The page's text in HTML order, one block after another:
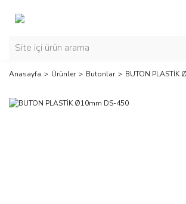
Anasayfa Ürünler Butonlar BUTON PLASTİK